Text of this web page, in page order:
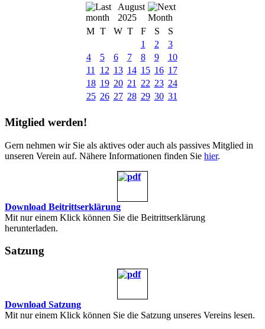
August
2025
M T W T F S
S
1
2
3
4
5 6 7 8 9
10
11
12 13 14 15 16 17
18 19 20 21 22 23 24
25 26 27 28 29 30 31
Mitglied werden!
Gern nehmen wir Sie als aktives oder auch als passives Mitglied in
unseren Verein auf. Nähere Informationen finden Sie hier.
Download Beitrittserklärung
Mit nur einem Klick können Sie die Beitrittserklärung
herunterladen.
Satzung
Download Satzung
Mit nur einem Klick können Sie die Satzung unseres Vereins lesen.